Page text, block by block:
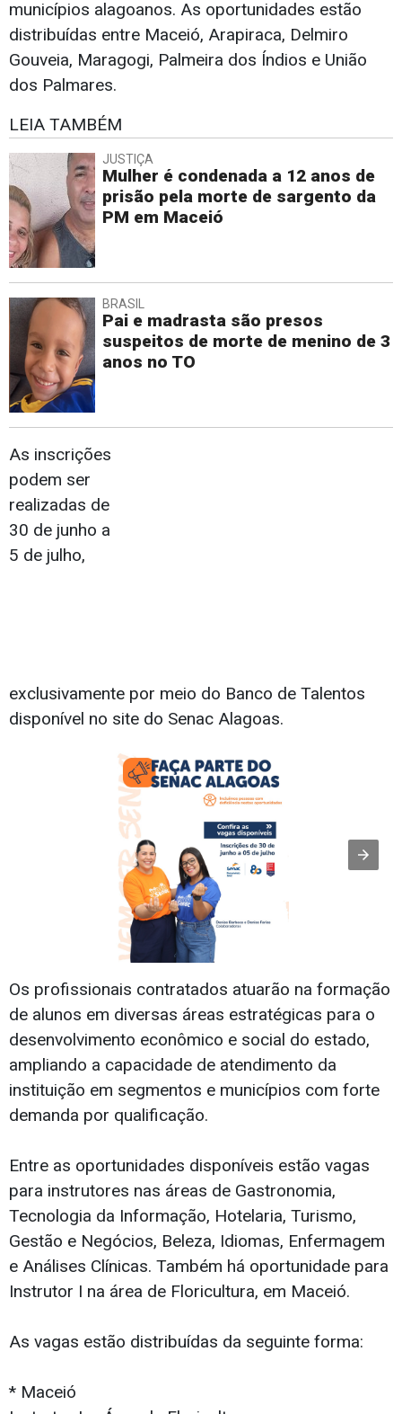
municípios alagoanos. As oportunidades estão
distribuídas entre Maceió, Arapiraca, Delmiro
Gouveia, Maragogi, Palmeira dos Índios e União
dos Palmares.
LEIA TAMBÉM
JUSTIÇA
Mulher é condenada a 12 anos de
prisão pela morte de sargento da
PM em Maceió
BRASIL
Pai e madrasta são presos
suspeitos de morte de menino de 3
anos no TO
As inscrições
podem ser
realizadas de
30 de junho a
5 de julho,
exclusivamente por meio do Banco de Talentos
disponível no site do Senac Alagoas.
Os profissionais contratados atuarão na formação
de alunos em diversas áreas estratégicas para o
desenvolvimento econômico e social do estado,
ampliando a capacidade de atendimento da
instituição em segmentos e municípios com forte
demanda por qualificação.
Entre as oportunidades disponíveis estão vagas
para instrutores nas áreas de Gastronomia,
Tecnologia da Informação, Hotelaria, Turismo,
Gestão e Negócios, Beleza, Idiomas, Enfermagem
e Análises Clínicas. Também há oportunidade para
Instrutor I na área de Floricultura, em Maceió.
As vagas estão distribuídas da seguinte forma:
* Maceió